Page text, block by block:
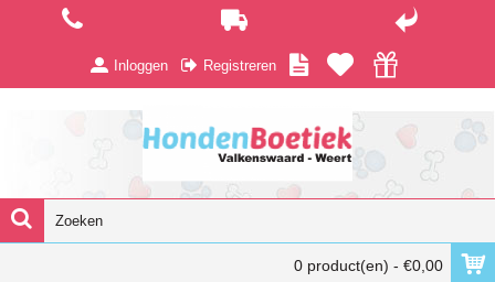
Inloggen Registreren
0 product(en) - €0,00